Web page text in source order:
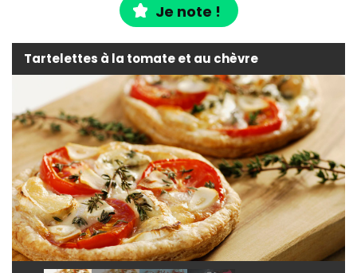
Je note !
Tartelettes à la tomate et au chèvre